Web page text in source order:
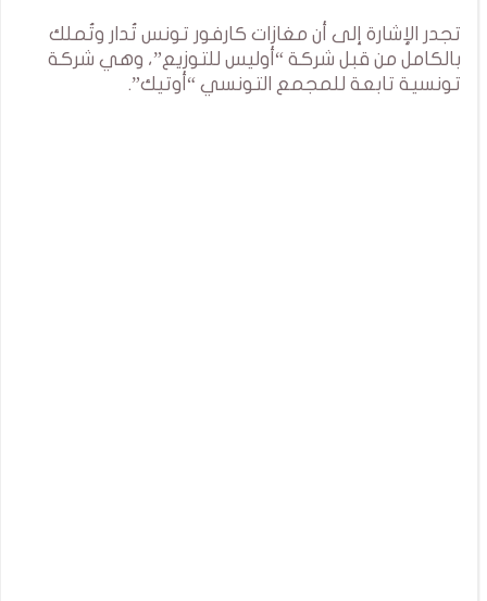
تجدر الإشارة إلى أن مغازات كارفور تونس تُدار وتُملك
بالكامل من قبل شركة “أوليس للتوزيع”، وهي شركة
تونسية تابعة للمجمع التونسي “أوتيك”.